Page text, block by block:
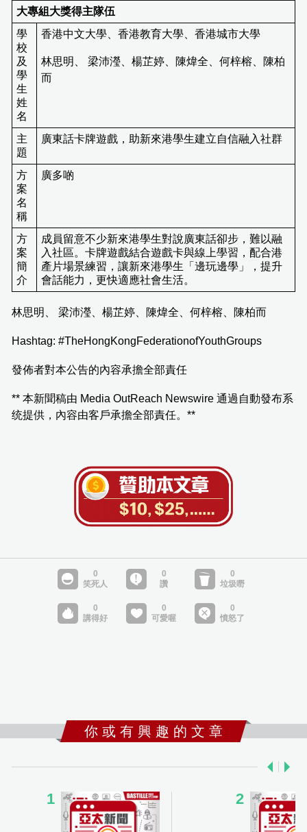
大專組大獎得主隊伍
學
校
及
學
生
姓
名
香港中文大學、香港教育大學、香港城市大學
林思明、 梁沛瀅、楊芷婷、陳煒全、何梓榕、陳柏
而
主
題
廣東話卡牌遊戲，助新來港學生建立自信融入社群
方
案
名
稱
廣多啲
方
案
簡
介
成員留意不少新來港學生對說廣東話卻步，難以融
入社區。卡牌遊戲結合遊戲卡與線上學習，配合港
產片場景練習，讓新來港學生「邊玩邊學」，提升
會話能力，更快適應社會生活。
林思明、 梁沛瀅、楊芷婷、陳煒全、何梓榕、陳柏而
Hashtag: #TheHongKongFederationofYouthGroups
發佈者對本公告的內容承擔全部責任
** 本新聞稿由 Media OutReach Newswire 通過自動發布系
统提供，內容由客戶承擔全部責任。**
你 或 有 興 趣 的 文 章